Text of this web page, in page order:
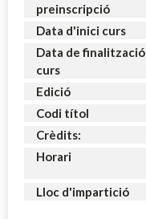
preinscripció
Data d'inici curs
Data de finalització
curs
Edició
Codi títol
Crèdits:
Horari
Lloc d'impartició